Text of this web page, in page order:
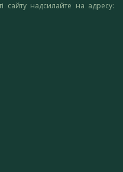
сайту надсилайте на адресу: